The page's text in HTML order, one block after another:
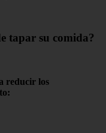
tapar su comida?
reducir los